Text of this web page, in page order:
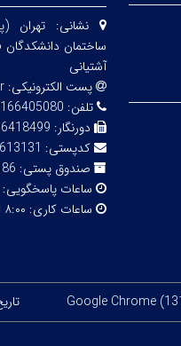
نشانی:تهران
ساختمان
آشتیانی
پست الکترونیکی:
تلفن: - 02166418499
دورنگار:
کدپستی:
صندوق پستی: 13145
ساعات پاسخگویی:
ساعات کاری: ۸:۰۰ الی ۱۶:۰۰
تاریخ